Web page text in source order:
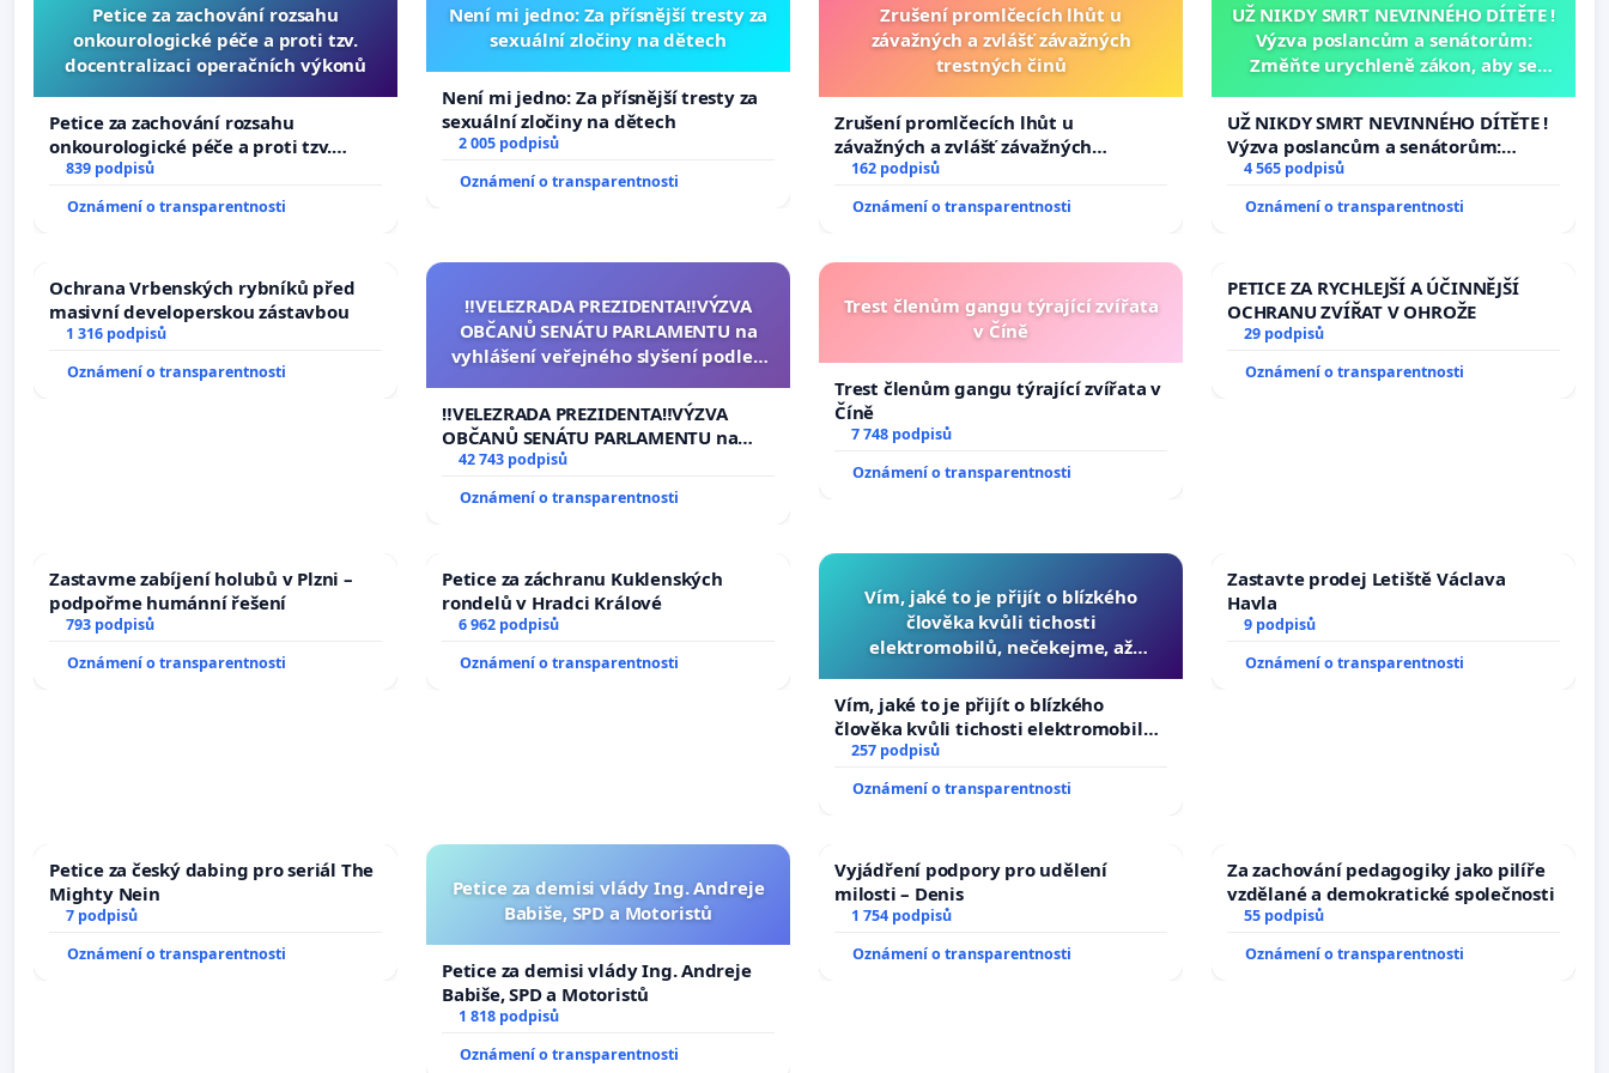
Petice za zachování rozsahu
onkourologické péče a proti tzv.
docentralizaci operačních výkonů
Petice za zachování rozsahu
onkourologické péče a proti tzv.
docentralizaci operačních výkonů
839 podpisů
Oznámení o transparentnosti
Není mi jedno: Za přísnější tresty za
sexuální zločiny na dětech
Není mi jedno: Za přísnější tresty za
sexuální zločiny na dětech
2 005 podpisů
Oznámení o transparentnosti
Zrušení promlčecích lhůt u
závažných a zvlášť závažných
trestných činů
Zrušení promlčecích lhůt u
závažných a zvlášť závažných
trestných činů
162 podpisů
Oznámení o transparentnosti
UŽ NIKDY SMRT NEVINNÉHO DÍTĚTE !
Výzva poslancům a senátorům:
Změňte urychleně zákon, aby se
opakovat!
UŽ NIKDY SMRT NEVINNÉHO DÍTĚTE !
Výzva poslancům a senátorům:
Změňte urychleně zákon, aby se
opakovat!
4 565 podpisů
Oznámení o transparentnosti
Ochrana Vrbenských rybníků před
masivní developerskou zástavbou
1 316 podpisů
Oznámení o transparentnosti
‼️VELEZRADA PREZIDENTA‼️VÝZVA
OBČANŮ SENÁTU PARLAMENTU na
vyhlášení veřejného slyšení podle §
na přijetí usnesení k podání ústavní
žaloby na prezidenta republiky
‼️VELEZRADA PREZIDENTA‼️VÝZVA
OBČANŮ SENÁTU PARLAMENTU na
vyhlášení veřejného slyšení podle §
na přijetí usnesení k podání ústavní
42 743 podpisů
Oznámení o transparentnosti
Trest členům gangu týrající zvířata
v Číně
Trest členům gangu týrající zvířata v
Číně
7 748 podpisů
Oznámení o transparentnosti
PETICE ZA RYCHLEJŠÍ A ÚČINNĚJŠÍ
OCHRANU ZVÍŘAT V OHROŽE
29 podpisů
Oznámení o transparentnosti
Zastavme zabíjení holubů v Plzni –
podpořme humánní řešení
793 podpisů
Oznámení o transparentnosti
Petice za záchranu Kuklenských
rondelů v Hradci Králové
6 962 podpisů
Oznámení o transparentnosti
Vím, jaké to je přijít o blízkého
člověka kvůli tichosti
elektromobilů, nečekejme, až
auta!
Vím, jaké to je přijít o blízkého
člověka kvůli tichosti elektromobilů,
nečekejme, až přibydou další,
257 podpisů
Oznámení o transparentnosti
Zastavte prodej Letiště Václava
Havla
9 podpisů
Oznámení o transparentnosti
Petice za český dabing pro seriál The
Mighty Nein
7 podpisů
Oznámení o transparentnosti
Petice za demisi vlády Ing. Andreje
Babiše, SPD a Motoristů
Petice za demisi vlády Ing. Andreje
Babiše, SPD a Motoristů
1 818 podpisů
Oznámení o transparentnosti
Vyjádření podpory pro udělení
milosti – Denis
1 754 podpisů
Oznámení o transparentnosti
Za zachování pedagogiky jako pilíře
vzdělané a demokratické společnosti
55 podpisů
Oznámení o transparentnosti